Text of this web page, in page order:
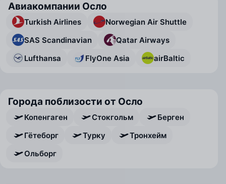
Авиакомпании Осло
Turkish Airlines
Norwegian Air Shuttle
SAS Scandinavian
Qatar Airways
Lufthansa
FlyOne Asia airBaltic
Города поблизости от Осло
Копенгаген Стокгольм
Берген
Гётеборг
Турку
Тронхейм
Ольборг